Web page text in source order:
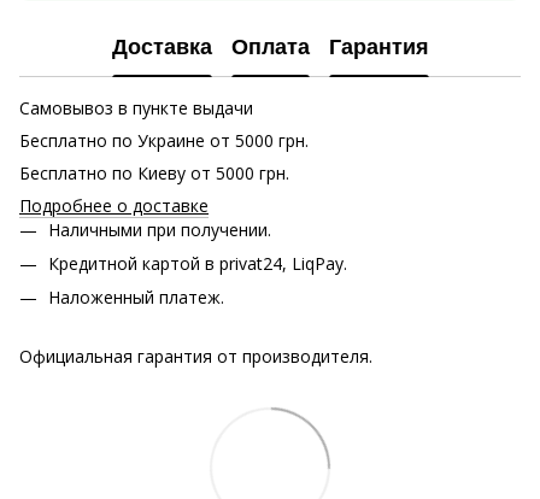
Доставка Оплата Гарантия
Самовывоз в пункте выдачи
Бесплатно по Украине от 5000 грн.
Бесплатно по Киеву от 5000 грн.
Подробнее о доставке
Наличными при получении.
Кредитной картой в privat24, LiqPay.
Наложенный платеж.
Официальная гарантия от производителя.